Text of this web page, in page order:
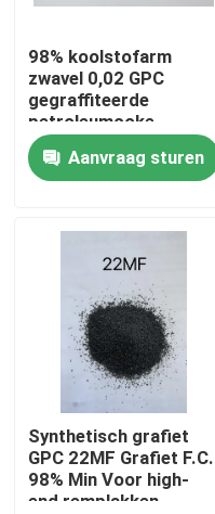
Producten
Ongeveer ons
Fabrieksreis
Kwaliteitscontrole
98% koolstofarm
zwavel 0,02 GPC
gegraffiteerde
petroleumcoke
Aanvraag sturen
Synthetisch grafiet
GPC 22MF Grafiet F.C.
98% Min Voor high-
end remplakken